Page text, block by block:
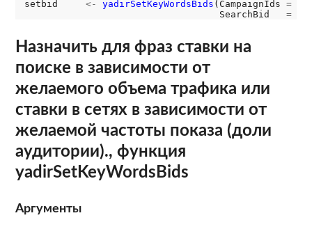
setbid <- yadirSetKeyWordsBids (CampaignIds =
                                   SearchBid
=
Назначить для фраз ставки на
поиске в зависимости от
желаемого объема трафика или
ставки в сетях в зависимости от
желаемой частоты показа (доли
аудитории)., функция
yadirSetKeyWordsBids
Аргументы